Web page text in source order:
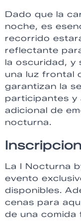
Dado que la
noche, es
recorrido
reflectante
la oscuridad, y
una luz frontal
garantizan la
participantes y
adicional de
nocturna.
La I Nocturna
evento
disponibles.
cenas para
de una comida